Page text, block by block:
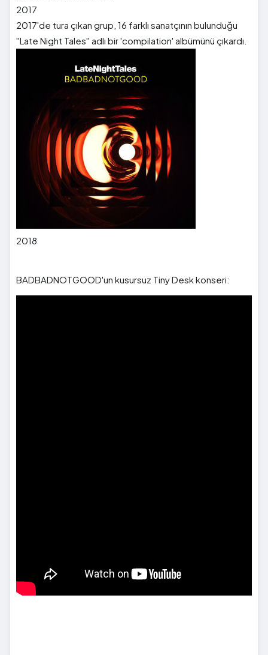
2017
2017'de tura çıkan grup, 16 farklı sanatçının bulunduğu
''Late Night Tales'' adlı bir 'compilation' albümünü çıkardı.
2018
BADBADNOTGOOD'un kusursuz Tiny Desk konseri: